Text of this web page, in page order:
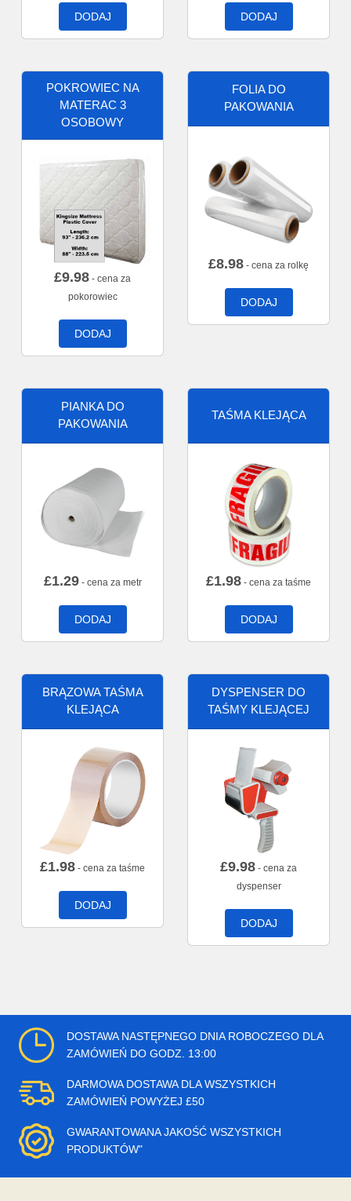
DODAJ DODAJ
POKROWIEC NA
MATERAC 3
OSOBOWY
£9.98 - cena za
pokorowiec
DODAJ
FOLIA DO
PAKOWANIA
£8.98 - cena za rolkę
DODAJ
PIANKA DO
PAKOWANIA
£1.29- cena za metr
DODAJ
TAŚMA KLEJĄCA
£1.98 - cena za taśme
DODAJ
BRĄZOWA TAŚMA
KLEJĄCA
£1.98 - cena za taśme
DODAJ
DYSPENSER DO
TAŚMY KLEJĄCEJ
£9.98 - cena za
dyspenser
DODAJ
DOSTAWA NASTĘPNEGO DNIA ROBOCZEGO DLA
ZAMÓWIEŃ DO GODZ. 13:00
DARMOWA DOSTAWA DLA WSZYSTKICH
ZAMÓWIEŃ POWYŻEJ £50
GWARANTOWANA JAKOŚĆ WSZYSTKICH
PRODUKTÓW"